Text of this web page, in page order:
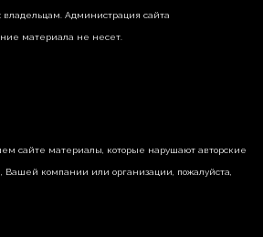
Администрация сайта
материала не несет.
сайте материалы, которые нарушают авторские
компании или организации, пожалуйста,